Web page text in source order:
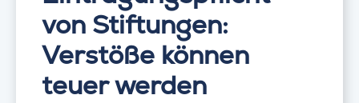
von Stiftungen:
Verstöße können
teuer werden